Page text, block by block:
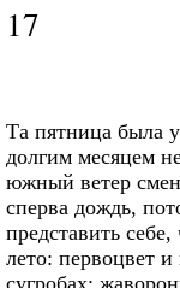
17
Та пятница была
долгим месяцем
южный ветер
сперва дождь,
представить
лето: первоцвет